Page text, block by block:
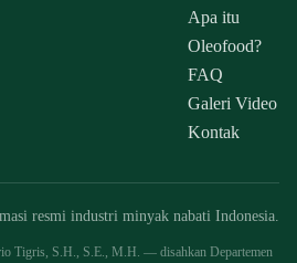
Apa itu
Oleofood?
FAQ
Galeri Video
Kontak
resmi industri minyak nabati Indonesia.
Tigris, S.H., S.E., M.H. — disahkan Departemen